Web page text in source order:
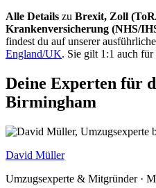
Alle Details zu Brexit, Zoll
Krankenversicherung (NHS/
findest du auf unserer
England/UK. Sie gilt 1:1 auch
Deine Experten für
Birmingham
David Müller
Umzugsexperte & Mitgründer ·